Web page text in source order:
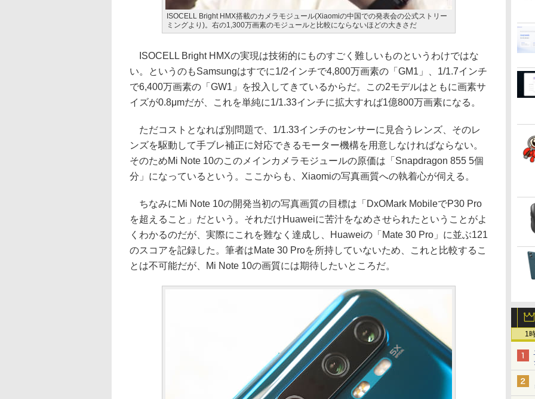
1
ISOCELL Bright HMX搭載のカメラモジュール(Xiaomiの中国での発表会の公式ストリー
ミングより)。右の1,300万画素のモジュールと比較にならないほどの大きさだ
ISOCELL Bright HMXの実現は技術的にものすごく難しいものというわけではな
い。というのもSamsungはすでに1/2インチで4,800万画素の「GM1」、1/1.7インチ
で6,400万画素の「GW1」を投入してきているからだ。この2モデルはともに画素サ
イズが0.8μmだが、これを単純に1/1.33インチに拡大すれば1億800万画素になる。
ただコストとなれば別問題で、1/1.33インチのセンサーに見合うレンズ、そのレ
ンズを駆動して手ブレ補正に対応できるモーター機構を用意しなければならない。
そのためMi Note 10のこのメインカメラモジュールの原価は「Snapdragon 855 5個
分」になっているという。ここからも、Xiaomiの写真画質への執着心が伺える。
ちなみにMi Note 10の開発当初の写真画質の目標は「DxOMark MobileでP30 Pro
を超えること」だという。それだけHuaweiに苦汁をなめさせられたということがよ
くわかるのだが、実際にこれを難なく達成し、Huaweiの「Mate 30 Pro」に並ぶ121
のスコアを記録した。筆者はMate 30 Proを所持していないため、これと比較するこ
とは不可能だが、Mi Note 10の画質には期待したいところだ。